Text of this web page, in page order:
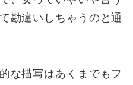
勘違いしちゃうのと通
な描写はあくまでもフ